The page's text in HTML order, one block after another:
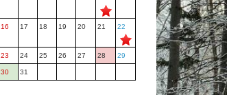
16 17 18 19 20 21 22
23 24 25 26 27 28 29
30 31